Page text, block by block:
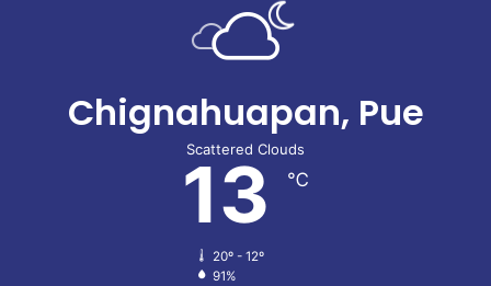
Chignahuapan, Pue
Scattered Clouds
13 ℃
20º - 12º
91%